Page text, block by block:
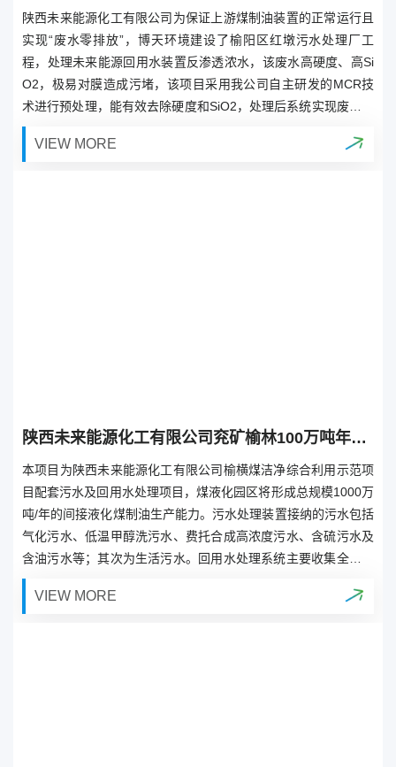
陕西未来能源化工有限公司为保证上游煤制油装置的正常运行且
实现“废水零排放”，博天环境建设了榆阳区红墩污水处理厂工
程，处理未来能源回用水装置反渗透浓水，该废水高硬度、高Si
O2，极易对膜造成污堵，该项目采用我公司自主研发的MCR技
术进行预处理，能有效去除硬度和SiO2，处理后系统实现废水零
排放，回用水满足《污水再生利用工程设计规范》（GB50335－
2002）中循环冷却系统补充水的要求。
VIEW MORE
陕西未来能源化工有限公司兖矿榆林100万吨年煤间接液化示范项目污水处理场及回用水处理工程
本项目为陕西未来能源化工有限公司榆横煤洁净综合利用示范项
目配套污水及回用水处理项目，煤液化园区将形成总规模1000万
吨/年的间接液化煤制油生产能力。污水处理装置接纳的污水包括
气化污水、低温甲醇洗污水、费托合成高浓度污水、含硫污水及
含油污水等；其次为生活污水。回用水处理系统主要收集全厂循
环水站排污水、污水处理一级排放水、脱盐水站浓排水及空分装
置排水。我公司采用自主研发高效沉淀池、Bio-EGSB、MEM-M
VIEW MORE